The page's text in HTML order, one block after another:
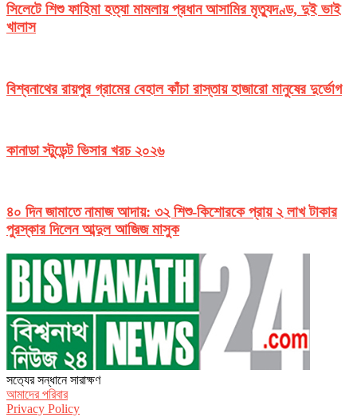
সিলেটে শিশু ফাহিমা হত্যা মামলায় প্রধান আসামির মৃত্যুদণ্ড, দুই ভাই
খালাস
বিশ্বনাথের রায়পুর গ্রামের বেহাল কাঁচা রাস্তায় হাজারো মানুষের দুর্ভোগ
কানাডা স্টুডেন্ট ভিসার খরচ ২০২৬
৪০ দিন জামাতে নামাজ আদায়: ৩২ শিশু-কিশোরকে প্রায় ২ লাখ টাকার
পুরস্কার দিলেন আব্দুল আজিজ মাসুক
সত‌্যের সন্ধানে সারাক্ষণ
আমাদের পরিবার
Privacy Policy